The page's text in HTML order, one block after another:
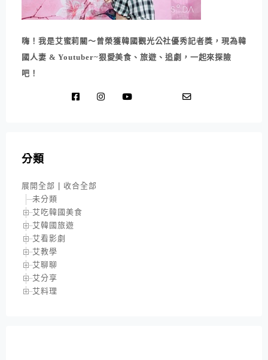
嗨！我是艾蜜莉關～曾榮獲韓國觀光公社優秀記者獎，現為韓
國人妻 & Youtuber~狠愛美食、旅遊、追劇，一起來探險
吧！
分類
展開全部
收合全部
未分類
艾吃韓國美食
艾韓國旅遊
艾看影劇
艾教學
艾聊聊
艾分享
艾料理